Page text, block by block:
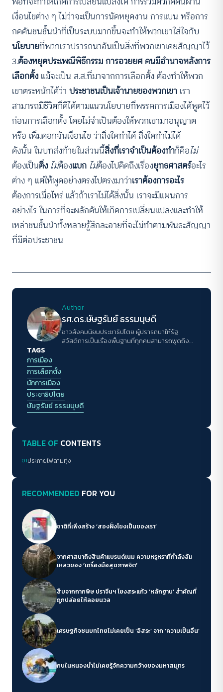
เงื่อนไขต่าง ๆ ไม่ว่าจะเป็นการนัดหยุดงาน การแบน หรือการ
กดดันชนชั้นนำที่เป็นระบบมากขึ้นจะทำให้พวกเขาใส่ใจกับ
นโยบายที่พวกเราปรารถนาอันเป็นสิ่งที่พวกเขาเคยสัญญาไว้
3.ต้องหยุดประเพณีพิธีกรรม การอวยยศ คนมีอำนาจหลังการ
เลือกตั้ง แม้จะเป็น ส.ส.ที่มาจากการเลือกตั้ง ต้องทำให้พวก
เขาตระหนักได้ว่า ประชาชนเป็นเจ้านายของพวกเขา เรา
สามารถมีชีวิตที่ดีได้ตามแนวนโยบายที่พรรคการเมืองได้พูดไว้
ก่อนการเลือกตั้ง โดยไม่จำเป็นต้องให้พวกเขามาอนุญาต
หรือ เพิ่มดอกจันเงื่อนไข ว่าสิ่งใดทำได้ สิ่งใดทำไม่ได้
ดังนั้น ในบทส่งท้ายในส่วนนี้สิ่งที่เราจำเป็นต้องทำก็คือไม่
ต้องเป็นติ่ง ไม่ต้องแบก ไม่ต้องไปคิดถึงเรื่องยุทธศาสตร์อะไร
ต่าง ๆ แต่ให้พูดอย่างตรงไปตรงมาว่าเราต้องการอะไร
ต้องการเมื่อไหร่ แล้วถ้าเราไม่ได้สิ่งนั้น เราจะมีแผนการ
อย่างไร ในการที่จะผลักดันให้เกิดการเปลี่ยนแปลงและทำให้
เหล่าชนชั้นนำทั้งหลายรู้สึกละอายที่จะไม่ทำตามพันธะสัญญา
ที่มีต่อประชาชน
Author
รศ.ดร.ษัษฐรัมย์ ธรรมบุษดี
ชาวสังคมนิยมประชาธิปไตย ผู้ปรารถนาให้รัฐ
สวัสดิการเป็นเรื่องพื้นฐานที่ทุกคนสามารถพูดถึง
TAGS
การเมือง
การเลือกตั้ง
นักการเมือง
ประชาธิปไตย
ษัษฐรัมย์ ธรรมบุษดี
TABLE OF CONTENTS
01ประกายไฟลามทุ่ง
RECOMMENDED FOR YOU
ชาติที่เพิ่งสร้าง ‘สองฝั่งโขงเป็นของเรา’
จากศาสนาถึงสินค้าแบรนด์เนม ความหรูหราที่กำลังล้ม
เหลวของ ‘เครื่องมือสุขภาพจิต’
สืบจากกากพิษ ปราจีนฯ โยงสระแก้ว ‘หลักฐาน’ สำคัญที่
ถูกปล่อยให้ลอยนวล
เศรษฐกิจชนบทไทยไม่เคยเป็น ‘อิสระ’ จาก ‘ความเป็นอื่น’
กบในหนองน้ำไม่เคยรู้จักความกว้างของมหาสมุทร